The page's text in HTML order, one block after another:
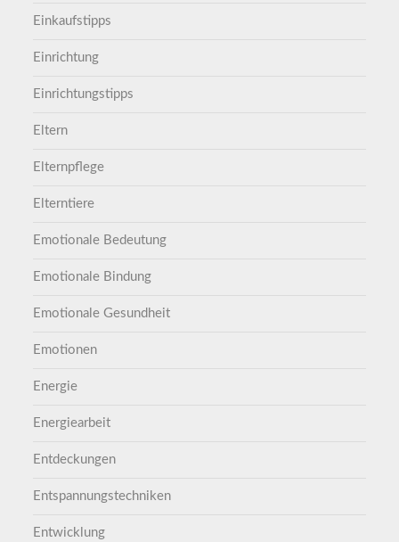
Einkaufstipps
Einrichtung
Einrichtungstipps
Eltern
Elternpflege
Elterntiere
Emotionale Bedeutung
Emotionale Bindung
Emotionale Gesundheit
Emotionen
Energie
Energiearbeit
Entdeckungen
Entspannungstechniken
Entwicklung